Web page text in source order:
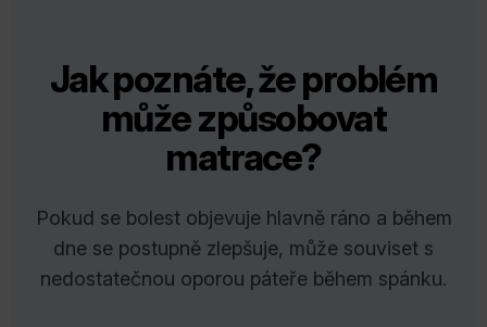
Jak poznáte, že problém
může způsobovat
matrace?
Pokud se bolest objevuje hlavně ráno a během
dne se postupně zlepšuje, může souviset s
nedostatečnou oporou páteře během spánku.